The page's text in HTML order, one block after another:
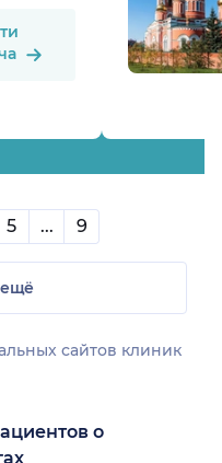
5 ... 9
ещё
сайтов клиник
о